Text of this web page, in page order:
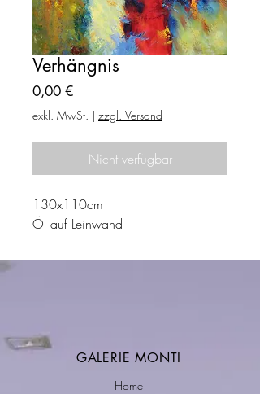
Verhängnis
0,00 €Preis
exkl. MwSt. | zzgl. Versand
Nicht verfügbar
130x110cm
Öl auf Leinwand
GALERIE MONTI
Home